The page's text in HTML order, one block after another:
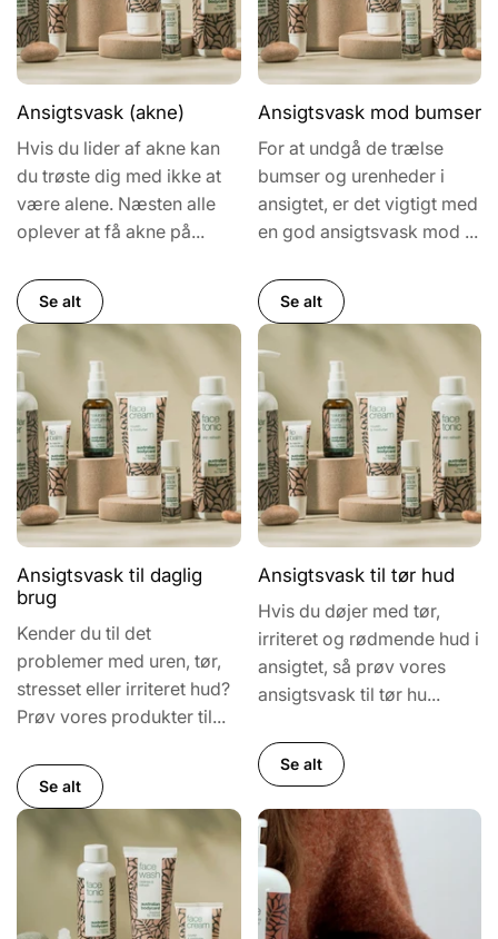
Ansigtsvask (akne)
Hvis du lider af akne kan
du trøste dig med ikke at
være alene. Næsten alle
oplever at få akne på...
Se alt
Ansigtsvask mod bumser
For at undgå de trælse
bumser og urenheder i
ansigtet, er det vigtigt med
en god ansigtsvask mod ...
Se alt
Ansigtsvask til daglig
brug
Kender du til det
problemer med uren, tør,
stresset eller irriteret hud?
Prøv vores produkter til...
Se alt
Ansigtsvask til tør hud
Hvis du døjer med tør,
irriteret og rødmende hud i
ansigtet, så prøv vores
ansigtsvask til tør hu...
Se alt